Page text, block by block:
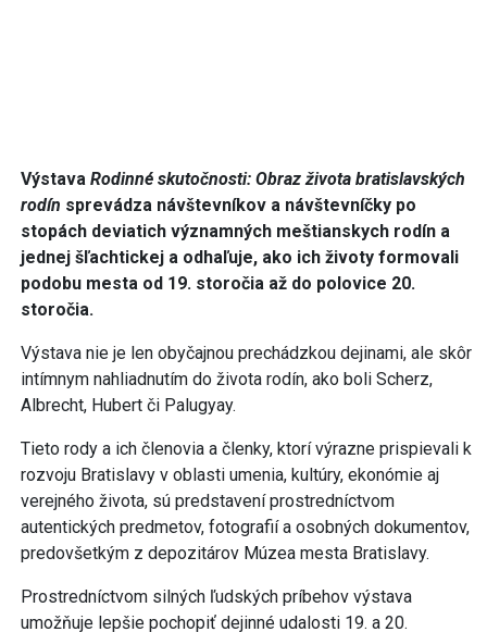
Výstava Rodinné skutočnosti: Obraz života bratislavských
rodín sprevádza návštevníkov a návštevníčky po
stopách deviatich významných meštianskych rodín a
jednej šľachtickej a odhaľuje, ako ich životy formovali
podobu mesta od 19. storočia až do polovice 20.
storočia.
Výstava nie je len obyčajnou prechádzkou dejinami, ale skôr
intímnym nahliadnutím do života rodín, ako boli Scherz,
Albrecht, Hubert či Palugyay.
Tieto rody a ich členovia a členky, ktorí výrazne prispievali k
rozvoju Bratislavy v oblasti umenia, kultúry, ekonómie aj
verejného života, sú predstavení prostredníctvom
autentických predmetov, fotografií a osobných dokumentov,
predovšetkým z depozitárov Múzea mesta Bratislavy.
Prostredníctvom silných ľudských príbehov výstava
umožňuje lepšie pochopiť dejinné udalosti 19. a 20.